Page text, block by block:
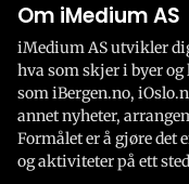
Om iMedium AS
iMedium AS utvikler
hva som skjer i byer
som iBergen.no,
annet nyheter,
Formålet er å gjøre det
og aktiviteter på ett